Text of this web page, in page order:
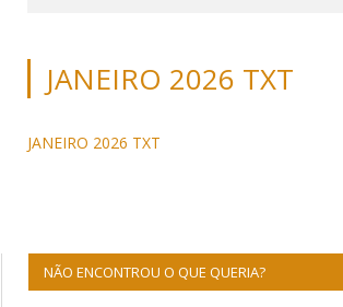
JANEIRO 2026 TXT
JANEIRO 2026 TXT
NÃO ENCONTROU O QUE QUERIA?